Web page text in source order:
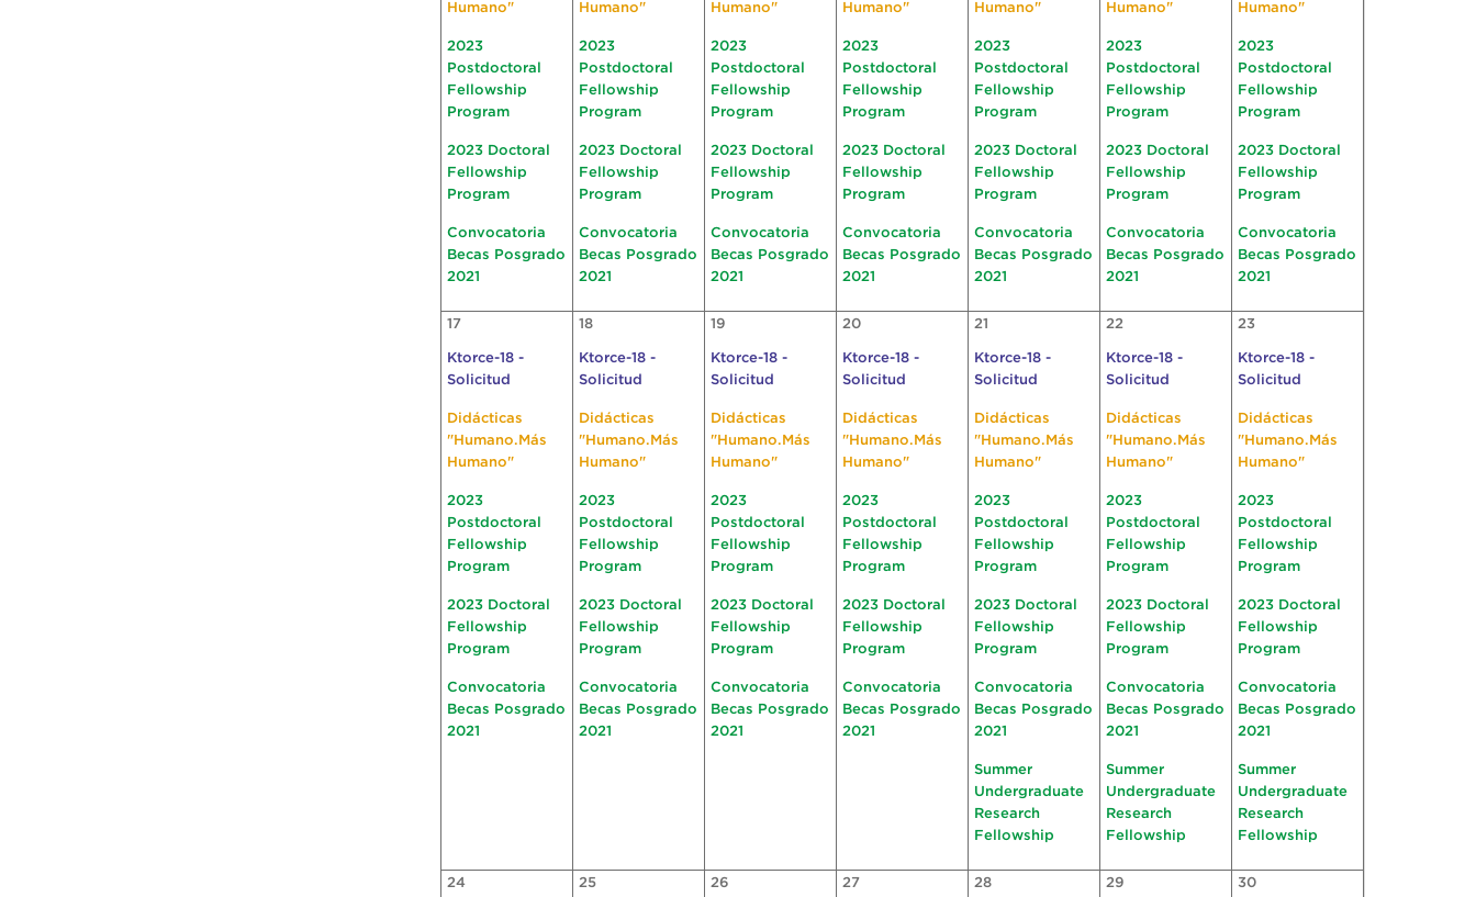
Humano"
2023
Postdoctoral
Fellowship
Program
2023 Doctoral
Fellowship
Program
Convocatoria
Becas Posgrado
2021
Humano"
2023
Postdoctoral
Fellowship
Program
2023 Doctoral
Fellowship
Program
Convocatoria
Becas Posgrado
2021
Humano"
2023
Postdoctoral
Fellowship
Program
2023 Doctoral
Fellowship
Program
Convocatoria
Becas Posgrado
2021
Humano"
2023
Postdoctoral
Fellowship
Program
2023 Doctoral
Fellowship
Program
Convocatoria
Becas Posgrado
2021
Humano"
2023
Postdoctoral
Fellowship
Program
2023 Doctoral
Fellowship
Program
Convocatoria
Becas Posgrado
2021
Humano"
2023
Postdoctoral
Fellowship
Program
2023 Doctoral
Fellowship
Program
Convocatoria
Becas Posgrado
2021
Humano"
2023
Postdoctoral
Fellowship
Program
2023 Doctoral
Fellowship
Program
Convocatoria
Becas Posgrado
2021
17
Ktorce-18 -
Solicitud
Didácticas
"Humano.Más
Humano"
2023
Postdoctoral
Fellowship
Program
2023 Doctoral
Fellowship
Program
Convocatoria
Becas Posgrado
2021
18
Ktorce-18 -
Solicitud
Didácticas
"Humano.Más
Humano"
2023
Postdoctoral
Fellowship
Program
2023 Doctoral
Fellowship
Program
Convocatoria
Becas Posgrado
2021
19
Ktorce-18 -
Solicitud
Didácticas
"Humano.Más
Humano"
2023
Postdoctoral
Fellowship
Program
2023 Doctoral
Fellowship
Program
Convocatoria
Becas Posgrado
2021
20
Ktorce-18 -
Solicitud
Didácticas
"Humano.Más
Humano"
2023
Postdoctoral
Fellowship
Program
2023 Doctoral
Fellowship
Program
Convocatoria
Becas Posgrado
2021
21
Ktorce-18 -
Solicitud
Didácticas
"Humano.Más
Humano"
2023
Postdoctoral
Fellowship
Program
2023 Doctoral
Fellowship
Program
Convocatoria
Becas Posgrado
2021
Summer
Undergraduate
Research
Fellowship
22
Ktorce-18 -
Solicitud
Didácticas
"Humano.Más
Humano"
2023
Postdoctoral
Fellowship
Program
2023 Doctoral
Fellowship
Program
Convocatoria
Becas Posgrado
2021
Summer
Undergraduate
Research
Fellowship
23
Ktorce-18 -
Solicitud
Didácticas
"Humano.Más
Humano"
2023
Postdoctoral
Fellowship
Program
2023 Doctoral
Fellowship
Program
Convocatoria
Becas Posgrado
2021
Summer
Undergraduate
Research
Fellowship
24 25 26 27 28 29 30